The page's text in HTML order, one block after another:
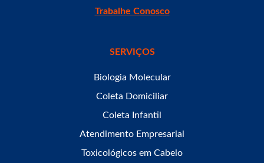
Trabalhe Conosco
SERVIÇOS
Biologia Molecular
Coleta Domiciliar
Coleta Infantil
Atendimento Empresarial
Toxicológicos em Cabelo